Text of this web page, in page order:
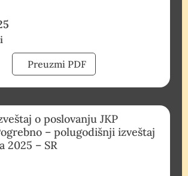
Preuzmi PDF
o poslovanju JKP
– polugodišnji izveštaj
2025 – SR